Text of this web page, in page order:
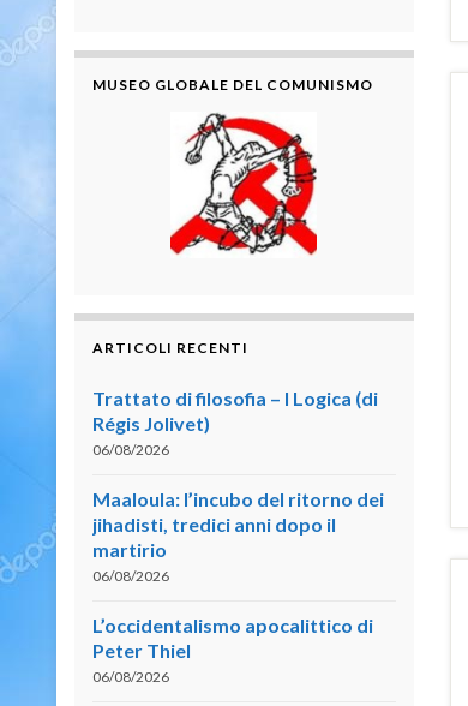
MUSEO GLOBALE DEL COMUNISMO
ARTICOLI RECENTI
Trattato di filosofia – I Logica (di
Régis Jolivet)
06/08/2026
Maaloula: l’incubo del ritorno dei
jihadisti, tredici anni dopo il
martirio
06/08/2026
L’occidentalismo apocalittico di
Peter Thiel
06/08/2026